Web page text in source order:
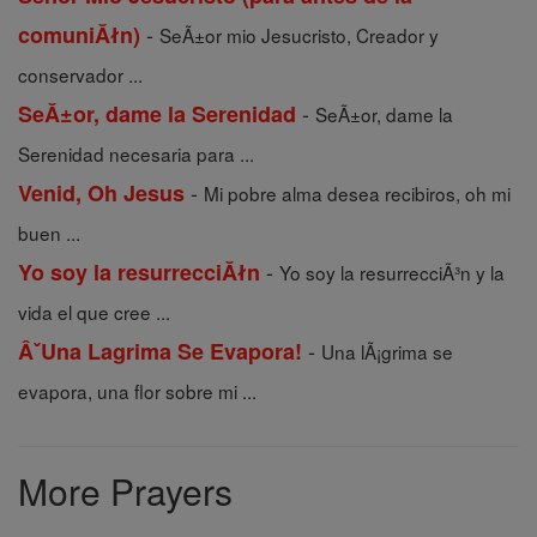
comuniĂłn) - SeÃ±or mio Jesucristo, Creador y
conservador ...
SeĂ±or, dame la Serenidad - SeÃ±or, dame la
Serenidad necesaria para ...
Venid, Oh Jesus - Mi pobre alma desea recibiros, oh mi
buen ...
Yo soy la resurrecciĂłn - Yo soy la resurrecciÃ³n y la
vida el que cree ...
ÂˇUna Lagrima Se Evapora! - Una lÃ¡grima se
evapora, una flor sobre mi ...
More Prayers